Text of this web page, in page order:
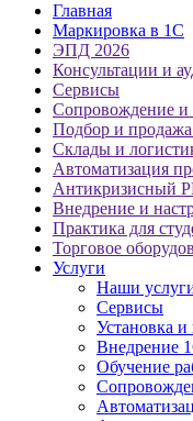
Главная
Маркировка в 1С
ЭПД 2026
Консультации и
Сервисы
Сопровождение и
Подбор и
Склады и
Автоматизация
Антикризисный
Внедрение и
Практика для
Торговое
Услуги
Наши
Сервисы
Установка
Внедрение
Обучение